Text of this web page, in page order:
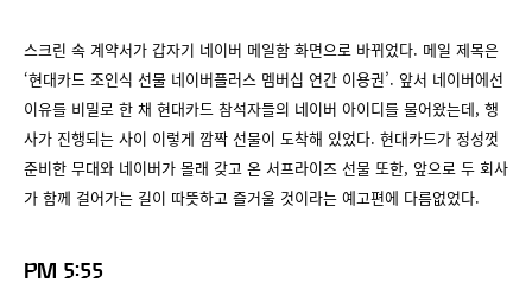
스크린 속 계약서가 갑자기 네이버 메일함 화면으로 바뀌었다. 메일 제목은
‘현대카드 조인식 선물 네이버플러스 멤버십 연간 이용권’. 앞서 네이버에선
이유를 비밀로 한 채 현대카드 참석자들의 네이버 아이디를 물어왔는데, 행
사가 진행되는 사이 이렇게 깜짝 선물이 도착해 있었다. 현대카드가 정성껏
준비한 무대와 네이버가 몰래 갖고 온 서프라이즈 선물 또한, 앞으로 두 회사
가 함께 걸어가는 길이 따뜻하고 즐거울 것이라는 예고편에 다름없었다.
PM 5:55